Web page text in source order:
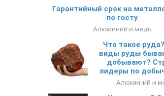
Гарантийный срок на
по госту
Алюминий и медь
Что такое
виды руды
добывают?
лидеры по
Алюминий и